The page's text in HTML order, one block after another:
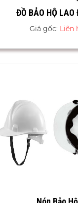
ĐỒ BẢO HỘ LAO
Giá gốc: Liên